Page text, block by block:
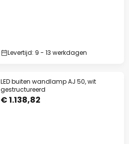
Levertijd: 9 - 13 werkdagen
LED buiten wandlamp AJ 50, wit
gestructureerd
€ 1.138,82